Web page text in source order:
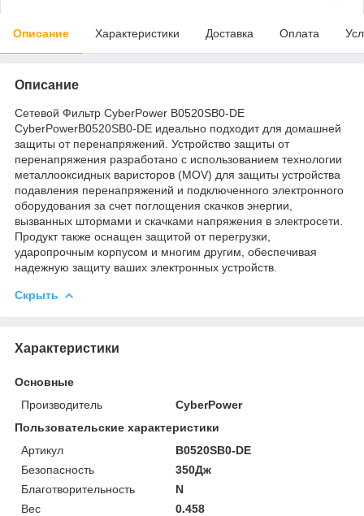
Описание Характеристики Доставка Оплата
Описание
Сетевой Фильтр CyberPower B0520SB0-DE
CyberPowerB0520SB0-DE идеально подходит для домашней
защиты от перенапряжений. Устройство защиты от
перенапряжения разработано с использованием технологии
металлооксидных варисторов (MOV) для защиты устройства
подавления перенапряжений и подключенного электронного
оборудования за счет поглощения скачков энергии,
вызванных штормами и скачками напряжения в электросети.
Продукт также оснащен защитой от перегрузки,
ударопрочным корпусом и многим другим, обеспечивая
надежную защиту ваших электронных устройств.
Скрыть
Характеристики
Основные
Производитель
CyberPower
Пользовательские характеристики
Артикул
B0520SB0-DE
Безопасность
350Дж
Благотворительность
N
Вес
0.458